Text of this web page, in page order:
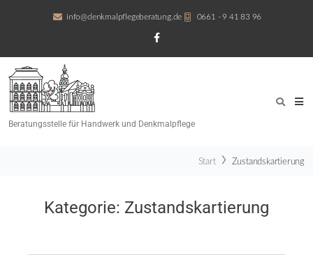
info@denkmalpflegeberatung.de 0661 - 9 41 83 96
Beratungsstelle für Handwerk und Denkmalpflege
Start Zustandskartierung
Kategorie: Zustandskartierung